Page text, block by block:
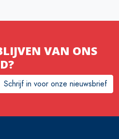
VAN ONS
Schrijf in voor onze nieuwsbrief